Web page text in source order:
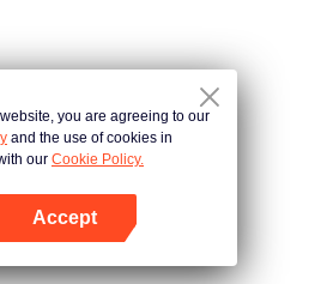
เทพบัลลังก์ราชันย์
าศึกล้างพิภพ
you are agreeing to our
and the use of cookies in
our Cookie Policy.
Accept